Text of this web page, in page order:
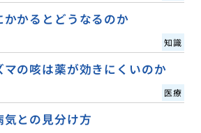
かるとどうなるのか
知識
の咳は薬が効きにくいのか
医療
との見分け方